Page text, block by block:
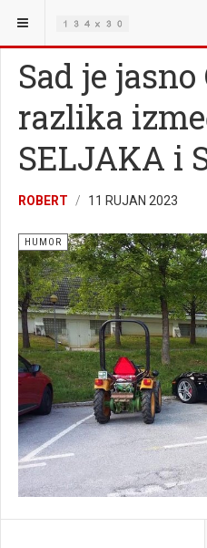
NALAZITE SE OVDJE:
Sad je jasno
razlika
SELJAKA i
ROBERT 11 RUJAN 2023
HUMOR